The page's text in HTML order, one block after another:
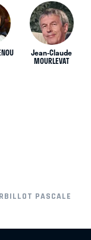
Jean-Claude
MOURLEVAT
PASCALE